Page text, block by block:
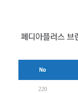
220